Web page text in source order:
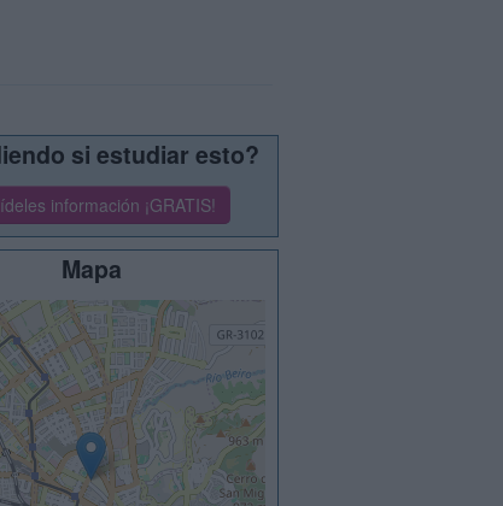
si estudiar esto?
información ¡GRATIS!
Mapa